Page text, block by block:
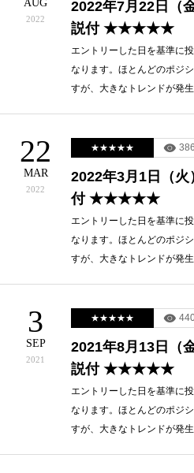
AUG
2022
2022年7月22日（
説付 ★★★★★
エントリーした日を基準に
なります。ほとんどのポジ
すが、大きなトレンドが発
22
MAR
2022
★★★★★
2022年3月1日（
付 ★★★★★
エントリーした日を基準に
なります。ほとんどのポジ
すが、大きなトレンドが発
3
SEP
2021
★★★★★
2021年8月13日（
説付 ★★★★★
エントリーした日を基準に
なります。ほとんどのポジ
すが、大きなトレンドが発